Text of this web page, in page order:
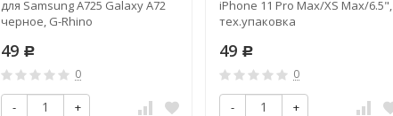
для Samsung A725 Galaxy A72
черное, G-Rhino
49 Р
0
- +
iPhone 11 Pro Max/XS Max/6.5",
тех.упаковка
49 Р
0
- +